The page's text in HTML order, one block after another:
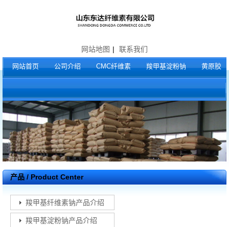
网站地图 | 联系我们
网站首页 公司介绍 CMC纤维素 羧甲基淀粉钠 黄原胶
产品 / Product Center
羧甲基纤维素钠产品介绍
羧甲基淀粉钠产品介绍